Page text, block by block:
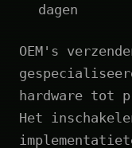
dagen
OEM's
hardware tot
Het